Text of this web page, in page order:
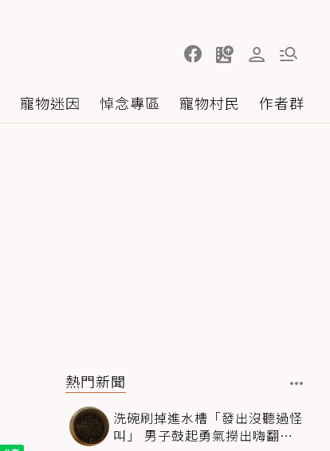
寵物迷因 悼念專區 寵物村民 作者群
熱門新聞
洗碗刷掉進水槽「發出沒聽過怪
叫」 男子鼓起勇氣撈出嗨翻：